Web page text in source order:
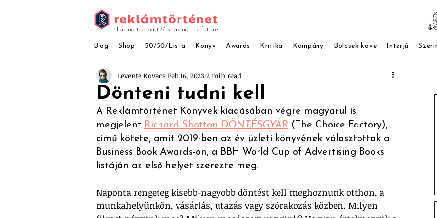
Blog Shop 50/50/Lista Könyv Awards Kritika Kampány Bölcsek köve Interjú
sharing the past // shaping the future
Dönteni tudni kell
Levente Kovacs Feb 16, 2023 2 min read
A Reklámtörténet Könyvek kiadásában végre magyarul is
megjelent Richard Shotton DÖNTÉSGYÁR (The Choice Factory),
című kötete, amit 2019-ben az év üzleti könyvének választottak a
Business Book Awards-on, a BBH World Cup of Advertising Books
listáján az első helyet szerezte meg.
Naponta rengeteg kisebb-nagyobb döntést kell meghoznunk otthon, a
munkahelyünkön, vásárlás, utazás vagy szórakozás közben. Milyen